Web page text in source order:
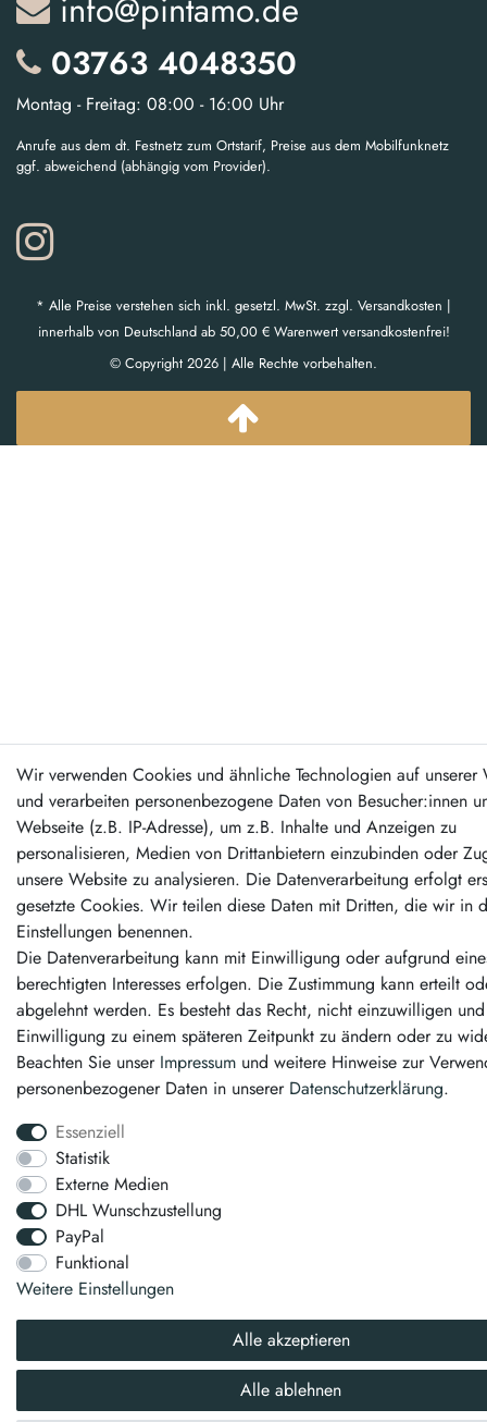
info@pintamo.de
03763 4048350
Montag - Freitag: 08:00 - 16:00 Uhr
Anrufe aus dem dt. Festnetz zum Ortstarif, Preise aus dem Mobilfunknetz
ggf. abweichend (abhängig vom Provider).
* Alle Preise verstehen sich inkl. gesetzl. MwSt. zzgl. Versandkosten |
innerhalb von Deutschland ab 50,00 € Warenwert versandkostenfrei!
© Copyright 2026 | Alle Rechte vorbehalten.
Wir verwenden Cookies und ähnliche Technologien auf unserer
und verarbeiten personenbezogene Daten von Besucher:innen
Webseite (z.B. IP-Adresse), um z.B. Inhalte und Anzeigen zu
personalisieren, Medien von Drittanbietern einzubinden oder
unsere Website zu analysieren. Die Datenverarbeitung erfolgt
gesetzte Cookies. Wir teilen diese Daten mit Dritten, die wir in
Einstellungen benennen.
Die Datenverarbeitung kann mit Einwilligung oder aufgrund
berechtigten Interesses erfolgen. Die Zustimmung kann erteilt
abgelehnt werden. Es besteht das Recht, nicht einzuwilligen
Einwilligung zu einem späteren Zeitpunkt zu ändern oder zu
Beachten Sie unser Impressum und weitere Hinweise zur
personenbezogener Daten in unserer Daten­schutz­erklärung.
Essenziell
Statistik
Externe Medien
DHL Wunschzustellung
PayPal
Funktional
Weitere Einstellungen
Alle akzeptieren
Alle ablehnen